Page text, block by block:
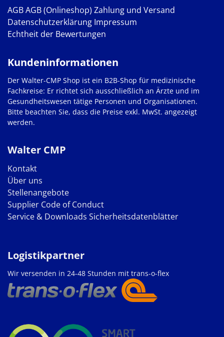
AGBAGB (Onlineshop) Zahlung und Versand
Datenschutzerklärung Impressum
Echtheit der Bewertungen
Walter CMP
Kontakt
Über uns
Stellenangebote
Supplier Code of Conduct
Service & Downloads Sicherheitsdatenblätter
Kundeninformationen
Der Walter-CMP Shop ist ein B2B-Shop für medizinische
Fachkreise: Er richtet sich ausschließlich an Ärzte und im
Gesundheitswesen tätige Personen und Organisationen.
Bitte beachten Sie, dass die Preise exkl. MwSt. angezeigt
werden.
Logistikpartner
Wir versenden in 24-48 Stunden mit trans-o-flex